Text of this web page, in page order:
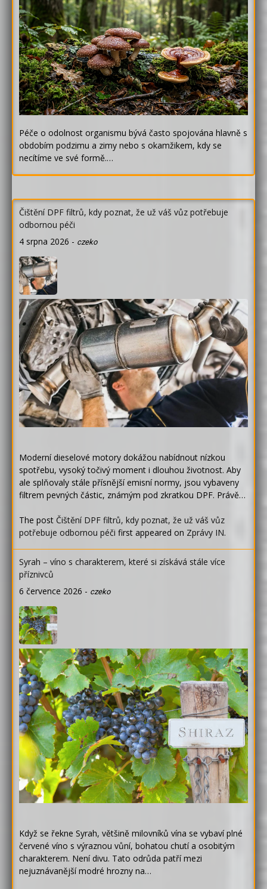
Péče o odolnost organismu bývá často spojována hlavně s
obdobím podzimu a zimy nebo s okamžikem, kdy se
necítíme ve své formě.…
Čištění DPF filtrů, kdy poznat, že už váš vůz potřebuje
odbornou péči
4 srpna 2026 - czeko
Moderní dieselové motory dokážou nabídnout nízkou
spotřebu, vysoký točivý moment i dlouhou životnost. Aby
ale splňovaly stále přísnější emisní normy, jsou vybaveny
filtrem pevných částic, známým pod zkratkou DPF. Právě…
The post Čištění DPF filtrů, kdy poznat, že už váš vůz
potřebuje odbornou péči first appeared on Zprávy IN.
Syrah – víno s charakterem, které si získává stále více
příznivců
6 července 2026 - czeko
Když se řekne Syrah, většině milovníků vína se vybaví plné
červené víno s výraznou vůní, bohatou chutí a osobitým
charakterem. Není divu. Tato odrůda patří mezi
nejuznávanější modré hrozny na…